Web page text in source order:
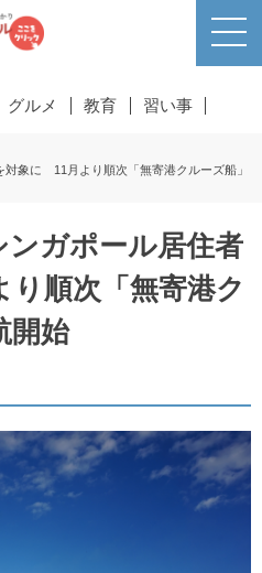
グルメ 教育 習い事
象に 11月より順次「無寄港クルーズ船」
ンガポール居住者
順次「無寄港ク
開始